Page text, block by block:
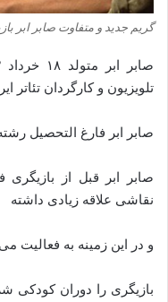
گریم جدید و متفاوت صابر ابر
تلویزیون و کارگردان تئاتر
صابر ابر فارغ التحصیل
صابر ابر قبل از
نقاشی علاقه زیادی داشته
و در این زمینه به فعالیت
بازیگری را دوران کودکی